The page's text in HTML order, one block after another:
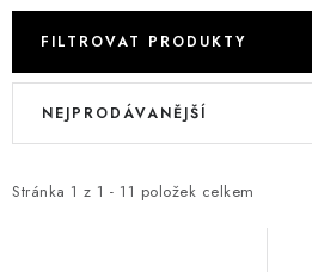
FILTROVAT PRODUKTY
V
i
Stránka 1 z 1 - 11 položek celkem
Ř
e
NEJPRODÁVANĚJŠÍ